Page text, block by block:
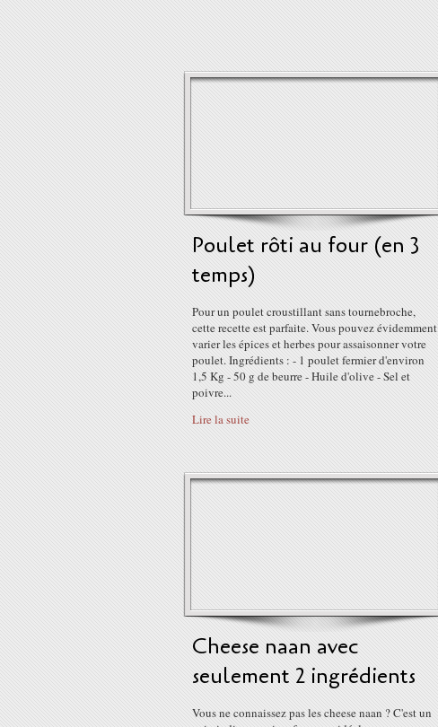
Poulet rôti au four (en 3
temps)
Pour un poulet croustillant sans tournebroche,
cette recette est parfaite. Vous pouvez évidemment
varier les épices et herbes pour assaisonner votre
poulet. Ingrédients : - 1 poulet fermier d'environ
1,5 Kg - 50 g de beurre - Huile d'olive - Sel et
poivre...
Lire la suite
Cheese naan avec
seulement 2 ingrédients
Vous ne connaissez pas les cheese naan ? C'est un